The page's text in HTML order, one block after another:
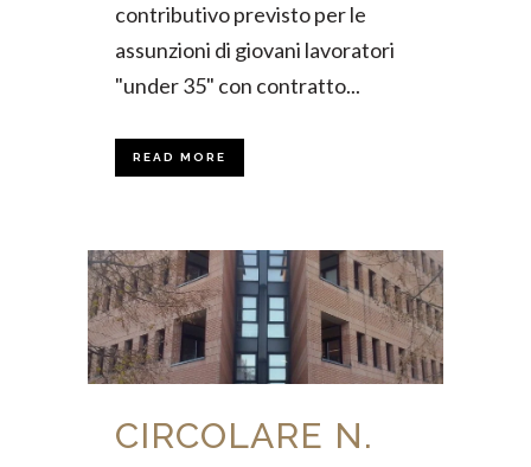
contributivo previsto per le
assunzioni di giovani lavoratori
"under 35" con contratto...
READ MORE
CIRCOLARE N.